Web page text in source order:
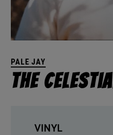
PALE JAY
The
VINYL